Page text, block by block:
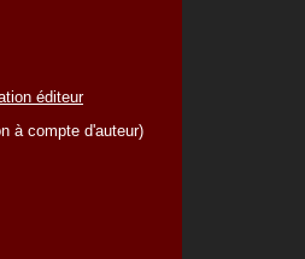
éditeur
à compte d'auteur)